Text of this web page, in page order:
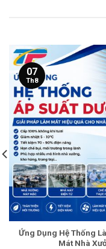
Ứng Dụng Hệ Thống
Mát Nhà
07
Th8